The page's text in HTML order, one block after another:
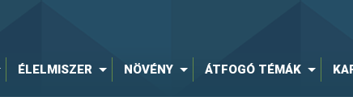
ÉLELMISZER NÖVÉNY ÁTFOGÓ TÉMÁK